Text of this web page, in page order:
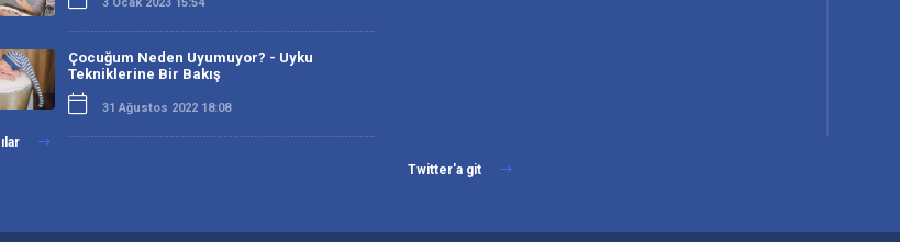
Çocuğum Neden Uyumuyor? - Uyku
Tekniklerine Bir Bakış
31 Ağustos 2022 18:08
Twitter'a git